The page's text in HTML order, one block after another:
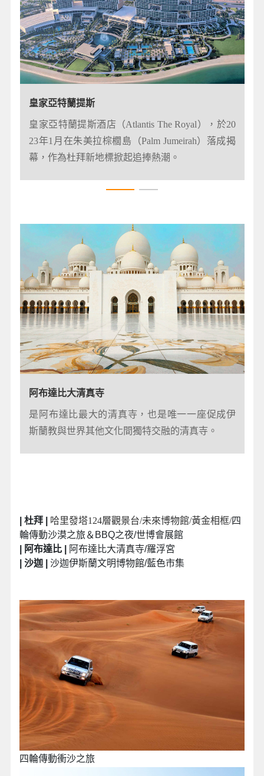
皇家亞特蘭提斯
皇家亞特蘭提斯酒店（Atlantis The Royal），於20
23年1月在朱美拉棕櫚島（Palm Jumeirah）落成揭
幕，作為杜拜新地標掀起追捧熱潮。
亞特蘭提斯水世界冒險樂園
在水世界冒險樂園這一全球最大的水上樂園盡情
狂歡，探索無比刺激的世界，體驗非凡水中冒險
之旅。
阿布達比大清真寺
是阿布達比最大的清真寺，也是唯一一座促成伊
斯蘭教與世界其他文化間獨特交融的清真寺。
未來博物館
博物館的設計是一個由鋼和玻璃包裹的不對稱圓
環，外牆刻著阿拉伯詩篇，被《國家地理雜誌》
| 杜拜 | 哈里發塔124層觀景台/未來博物館/黃金相框/四
輪傳動沙漠之旅＆BBQ之夜/世博會展館
| 阿布達比 |
阿布達比大清真寺/羅浮宮
| 沙迦 | 沙迦伊斯蘭文明博物館/藍色市集
四輪傳動衝沙之旅